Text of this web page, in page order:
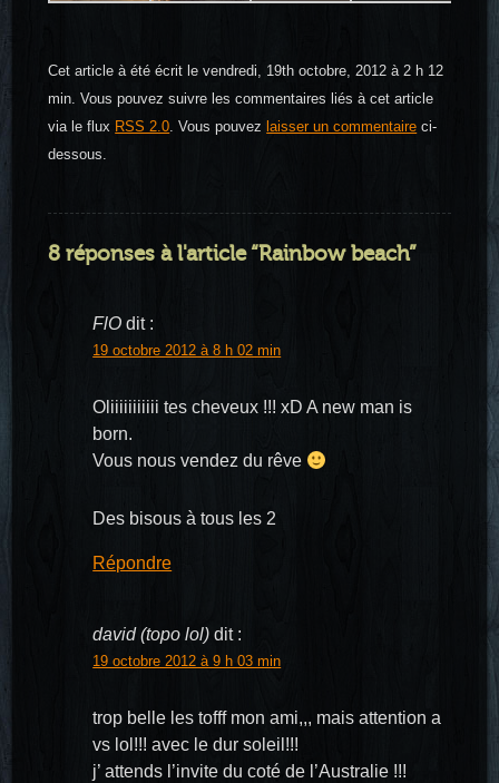
Cet article à été écrit le vendredi, 19th octobre, 2012 à 2 h 12
min. Vous pouvez suivre les commentaires liés à cet article
via le flux RSS 2.0. Vous pouvez laisser un commentaire ci-
dessous.
8 réponses à l'article “Rainbow beach”
FlO dit :
19 octobre 2012 à 8 h 02 min
Oliiiiiiiiiii tes cheveux !!! xD A new man is
born.
Vous nous vendez du rêve
Des bisous à tous les 2
Répondre
david (topo lol) dit :
19 octobre 2012 à 9 h 03 min
trop belle les tofff mon ami,,, mais attention a
vs lol!!! avec le dur soleil!!!
j’ attends l’invite du coté de l’Australie !!!